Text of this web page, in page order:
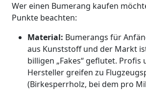
Wer einen Bumerang kaufen
Punkte beachten:
Material: Bumerangs für
aus Kunststoff und der Markt
billigen „Fakes“ geflutet. Profis
Hersteller greifen zu
(Birkesperrholz, bei dem pro